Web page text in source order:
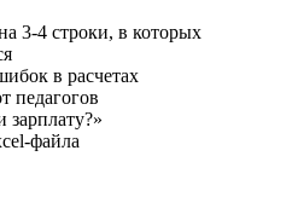
3-4 строки, в которых
в расчетах
педагогов
зарплату?»
файла